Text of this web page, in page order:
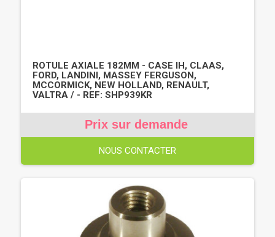
ROTULE AXIALE 182MM - CASE IH, CLAAS,
FORD, LANDINI, MASSEY FERGUSON,
MCCORMICK, NEW HOLLAND, RENAULT,
VALTRA / - REF: SHP939KR
Prix sur demande
NOUS CONTACTER